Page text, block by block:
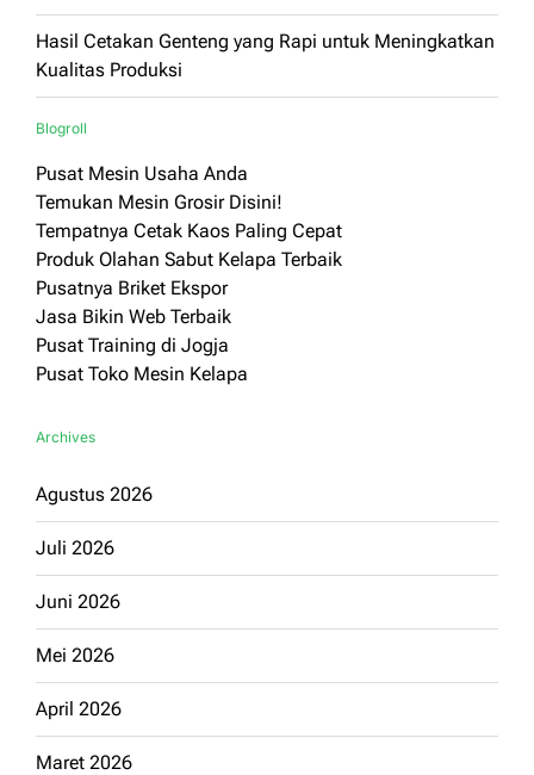
Hasil Cetakan Genteng yang Rapi untuk Meningkatkan
Kualitas Produksi
Blogroll
Pusat Mesin Usaha Anda
Temukan Mesin Grosir Disini!
Tempatnya Cetak Kaos Paling Cepat
Produk Olahan Sabut Kelapa Terbaik
Pusatnya Briket Ekspor
Jasa Bikin Web Terbaik
Pusat Training di Jogja
Pusat Toko Mesin Kelapa
Archives
Agustus 2026
Juli 2026
Juni 2026
Mei 2026
April 2026
Maret 2026